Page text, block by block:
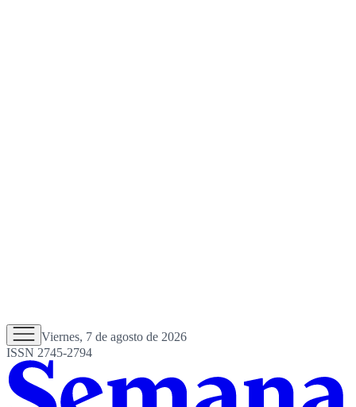
Viernes, 7 de agosto de 2026
ISSN 2745-2794